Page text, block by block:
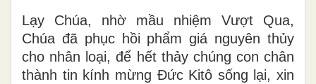
Lạy Chúa, nhờ mầu nhiệm Vượt Qua,
Chúa đã phục hồi phẩm giá nguyên thủy
cho nhân loại, để hết thảy chúng con chân
thành tin kính mừng Ðức Kitô sống lại, xin